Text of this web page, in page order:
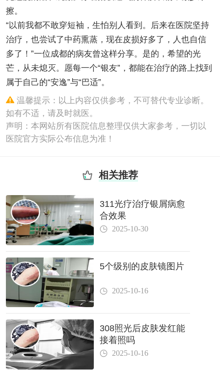
擦。
“以前我都不敢穿短袖，生怕别人看到。后来在医院坚持
治疗，也尝试了中药熏蒸，现在皮损好多了，人也自信
多了！”一位成都的病友曾这样分享。是的，希望的光
芒，从未熄灭。愿每一个“银友”，都能在治疗的路上找到
属于自己的“安逸”与“巴适”。
温馨提示：以上内容仅供参考，不可替代专业诊断。
如有不适，请及时就医。
声明：本网站所有医院信息整理仅供大家参考，一切以
医院官方实际公布信息为准！
相关推荐
311光疗治疗银屑病愈
合效果
2025-10-30
5个级别的皮肤镜图片
2025-10-16
308照光后皮肤发红能
接着照吗
2025-10-16